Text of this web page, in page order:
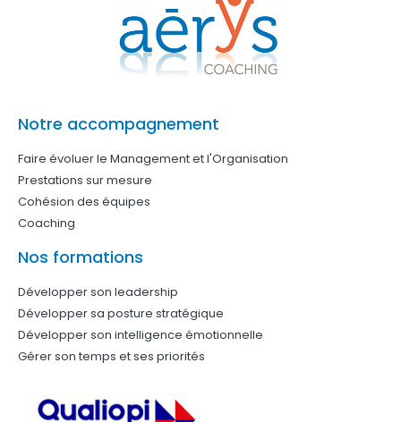
Notre accompagnement
Faire évoluer le Management et l'Organisation
Prestations sur mesure
Cohésion des équipes
Coaching
Nos formations
Développer son leadership
Développer sa posture stratégique
Développer son intelligence émotionnelle
Gérer son temps et ses priorités